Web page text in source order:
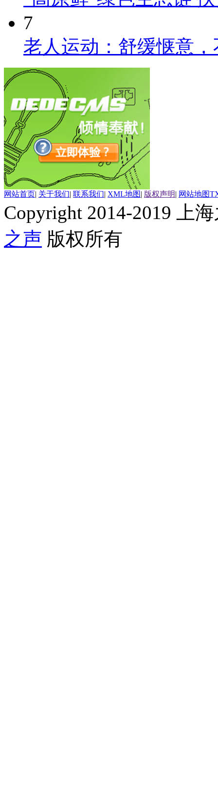
7
老人运动：舒缓惬意
网站首页| 关于我们| 联系我们| XML地图| 版权声明| 网站地图
Copyright 2014-2019 上
之声 版权所有